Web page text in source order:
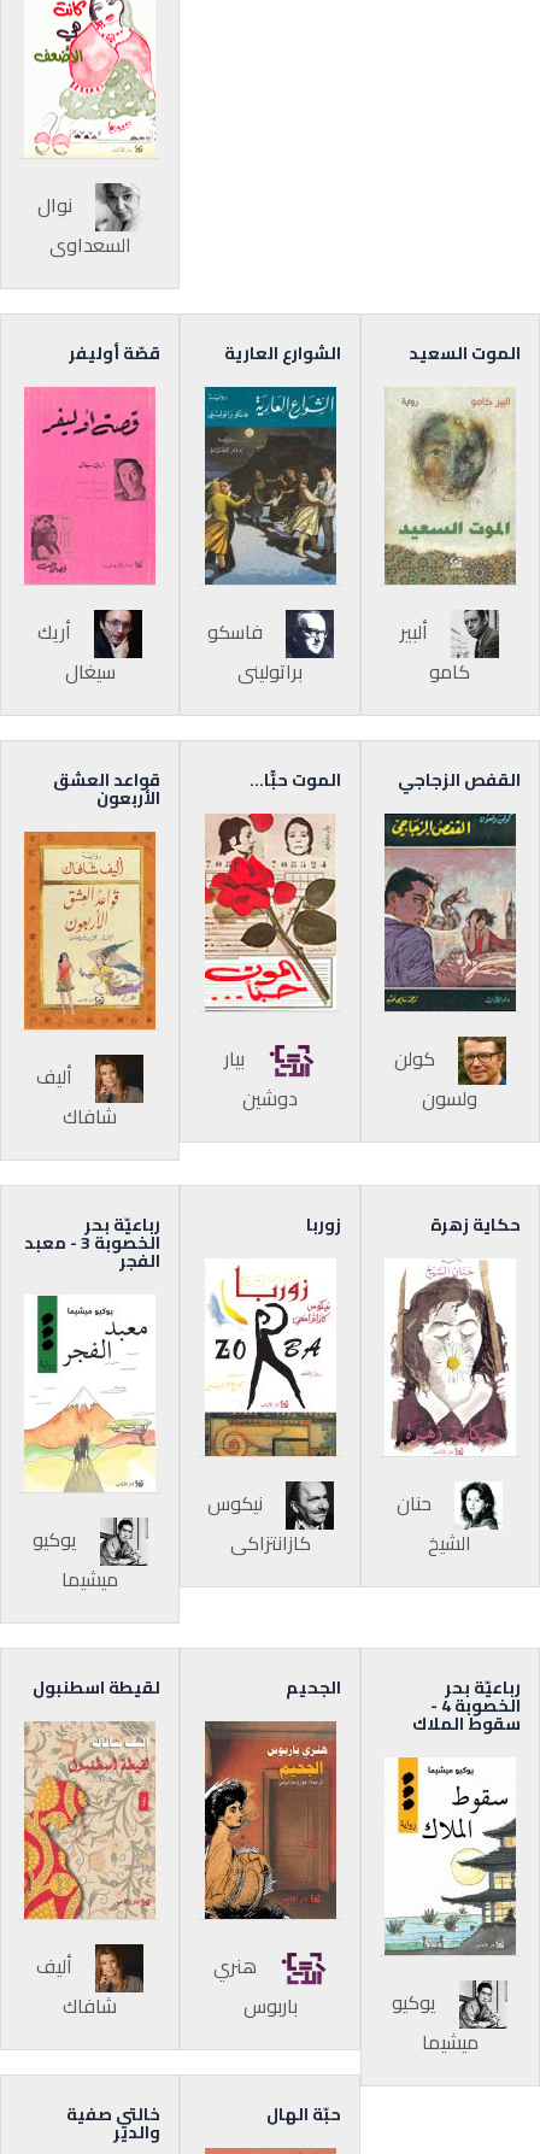
نوال
السعداوي
الموت السعيد
ألبير
كامو
الشوارع العارية
فاسكو
براتوليني
قصّة أوليفر
أريك
سيغال
القفص الزجاجي
كولن
ولسون
الموت حبًّا…
بيار
دوشين
قواعد العشق
الأربعون
أليف
شافاك
حكاية زهرة
حنان
الشيخ
زوربا
نيكوس
كازانتزاكي
رباعيّة بحر
الخصوبة 3 - معبد
الفجر
يوكيو
ميشيما
رباعيّة بحر
الخصوبة 4 -
سقوط الملاك
يوكيو
ميشيما
الجحيم
هنري
باربوس
لقيطة اسطنبول
أليف
شافاك
حبّة الهال خالتي صفية
والدير